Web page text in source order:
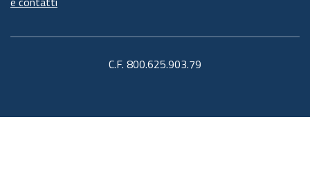
C.F. 800.625.903.79